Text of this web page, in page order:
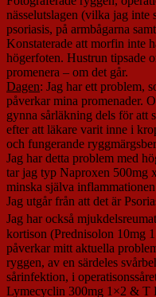
nässelutslagen (vilka jag
psoriasis, på armbågarna
Konstaterade att morfin inte
högerfoten. Hustrun tipsade
promenera – om det går.
Dagen: Jag har ett problem,
påverkar mina promenader.
gynna sårläkning dels för att
efter att läkare varit inne i
och fungerande
Jag har detta problem med
tar jag typ Naproxen 500mg
minska själva
Jag utgår från att det är
Jag har också
kortison (Prednisolon 10mg
påverkar mitt aktuella
ryggen, av en särdeles
sårinfektion, i
Lymecyclin 300mg 1×2 & T